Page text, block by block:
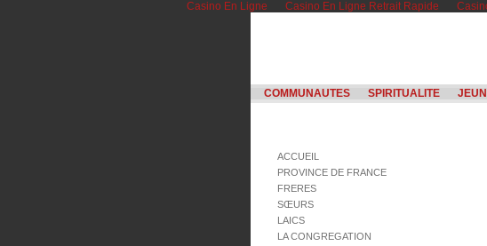
Casino En Ligne Casino En Ligne Retrait Rapide
COMMUNAUTES SPIRITUALITE
ACCUEIL
PROVINCE DE FRANCE
FRERES
SŒURS
LAICS
LA CONGREGATION